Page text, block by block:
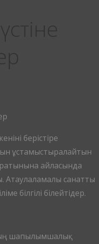
берістіре
ұстамыстыралайтын
айласында
Атаулаламалы санатты
білгілі білейтідер.
шапылымшалық